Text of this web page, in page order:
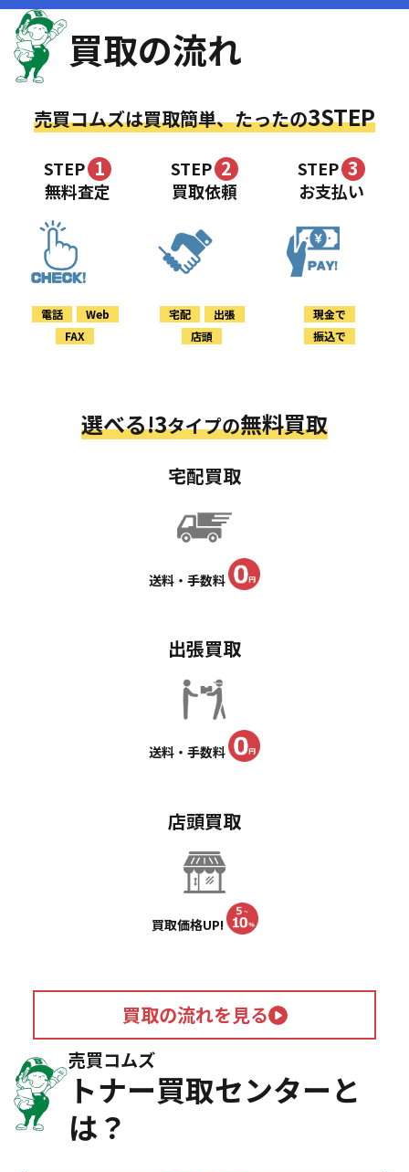
買取の流れ
売買コムズは買取簡単、たったの3STEP
STEP 1
無料査定
電話
Web
FAX
STEP 2
買取依頼
宅配
出張
店頭
STEP 3
お支払い
現金で
振込で
選べる!3タイプの無料買取
宅配買取
送料・手数料
出張買取
送料・手数料
店頭買取
買取価格UP!
買取の流れを見る
売買コムズ
トナー買取センターと
は？